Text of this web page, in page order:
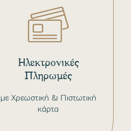
με Χρεωστική & Πιστωτική
κάρτα
Ηλεκτρονικές
Πληρωμές